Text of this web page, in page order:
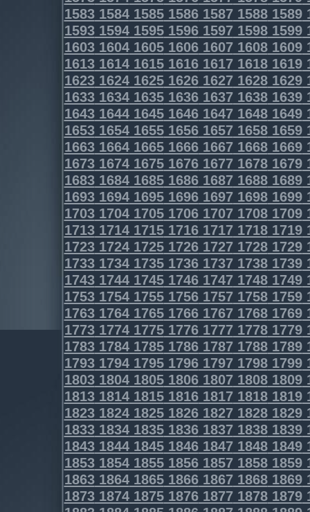
1583158415851586158715881589
1593159415951596159715981599
1603160416051606160716081609
1613161416151616161716181619
1623162416251626162716281629
1633163416351636163716381639
1643164416451646164716481649
1653165416551656165716581659
1663166416651666166716681669
1673167416751676167716781679
1683168416851686168716881689
1693169416951696169716981699
1703170417051706170717081709
1713171417151716171717181719
1723172417251726172717281729
1733173417351736173717381739
1743174417451746174717481749
1753175417551756175717581759
1763176417651766176717681769
1773177417751776177717781779
1783178417851786178717881789
1793179417951796179717981799
1803180418051806180718081809
1813181418151816181718181819
1823182418251826182718281829
1833183418351836183718381839
1843184418451846184718481849
1853185418551856185718581859
1863186418651866186718681869
1873187418751876187718781879